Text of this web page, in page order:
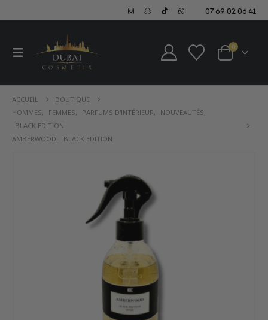
07 69 02 06 41
0
ACCUEIL
BOUTIQUE
HOMMES, FEMMES, PARFUMS D'INTÉRIEUR, NOUVEAUTÉS,
BLACK EDITION
AMBERWOOD – BLACK EDITION